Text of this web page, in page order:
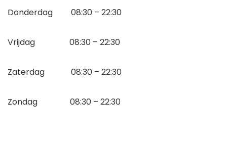
Donderdag 08:30 – 22:30
Vrijdag 08:30 – 22:30
Zaterdag 08:30 – 22:30
Zondag 08:30 – 22:30